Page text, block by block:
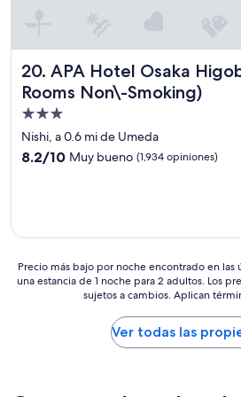
j
e
d
e
l
a
c
i
h
o
ó
n
d
e
c
a
d
”
u
p
e
n
d
o
c
o
l
s
d
20. APA Hotel Osaka
Rooms Non\-Smoking)
APA Hotel Osaka Higobashi
Propiedad
de
3.0
Nishi, a 0.6 mi de Umeda
8.2
(1,934
8.2/10 Muy bueno (1,934 opiniones)
Precio
más
Precio más bajo por noche encontrado en las
una estancia de 1 noche para 2 adultos. Los
sujetos a cambios. Aplican
Ver todas las